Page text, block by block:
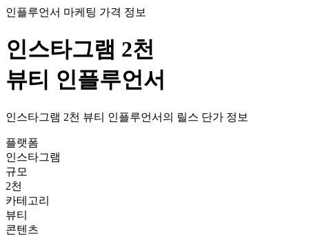
인플루언서 마케팅 가격 정보
인스타그램 2천
뷰티 인플루언서
인스타그램 2천 뷰티 인플루언서의 릴스 단가 정보
플랫폼
인스타그램
규모
2천
카테고리
뷰티
콘텐츠